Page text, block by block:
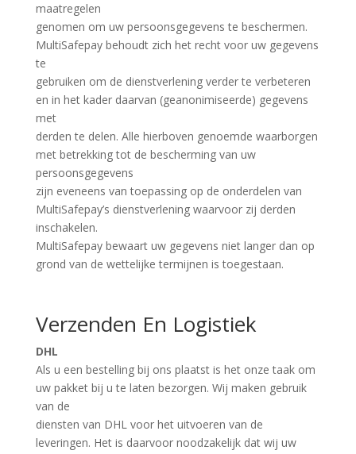
maatregelen
genomen om uw persoonsgegevens te beschermen.
MultiSafepay behoudt zich het recht voor uw gegevens
te
gebruiken om de dienstverlening verder te verbeteren
en in het kader daarvan (geanonimiseerde) gegevens
met
derden te delen. Alle hierboven genoemde waarborgen
met betrekking tot de bescherming van uw
persoonsgegevens
zijn eveneens van toepassing op de onderdelen van
MultiSafepay’s dienstverlening waarvoor zij derden
inschakelen.
MultiSafepay bewaart uw gegevens niet langer dan op
grond van de wettelijke termijnen is toegestaan.
Verzenden En Logistiek
DHL
Als u een bestelling bij ons plaatst is het onze taak om
uw pakket bij u te laten bezorgen. Wij maken gebruik
van de
diensten van DHL voor het uitvoeren van de
leveringen. Het is daarvoor noodzakelijk dat wij uw